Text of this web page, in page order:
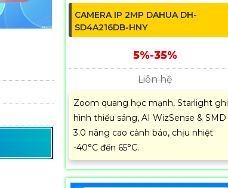
CAMERA IP 2MP DAHUA DH-
SD4A216DB-HNY
5%-35%
Liên hệ
Zoom quang học mạnh, Starlight ghi
hình thiếu sáng, AI WizSense & SMD
3.0 nâng cao cảnh báo, chịu nhiệt
-40°C đến 65°C.